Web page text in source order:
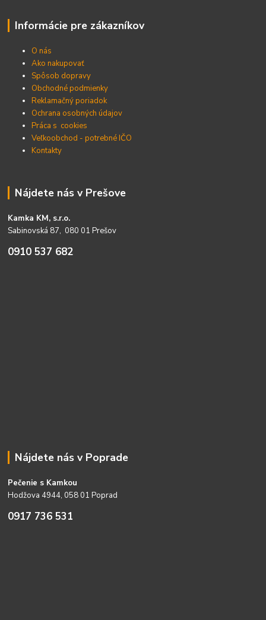
Informácie pre zákazníkov
O nás
Ako nakupovať
Spôsob dopravy
Obchodné podmienky
Reklamačný poriadok
Ochrana osobných údajov
Práca s cookies
Veľkoobchod - potrebné IČO
Kontakty
Nájdete nás v Prešove
Kamka KM, s.r.o.
Sabinovská 87, 080 01 Prešov
0910 537 682
Nájdete nás v Poprade
Pečenie s Kamkou
Hodžova 4944, 058 01 Poprad
0917 736 531